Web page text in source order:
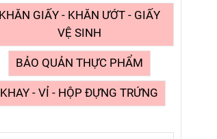
KHĂN GIẤY - KHĂN ƯỚT - GIẤY
VỆ SINH
BẢO QUẢN THỰC PHẨM
KHAY - VỈ - HỘP ĐỰNG TRỨNG